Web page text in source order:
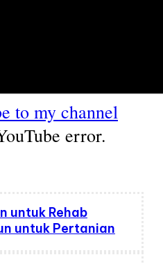
to my channel
error.
untuk Rehab
untuk Pertanian